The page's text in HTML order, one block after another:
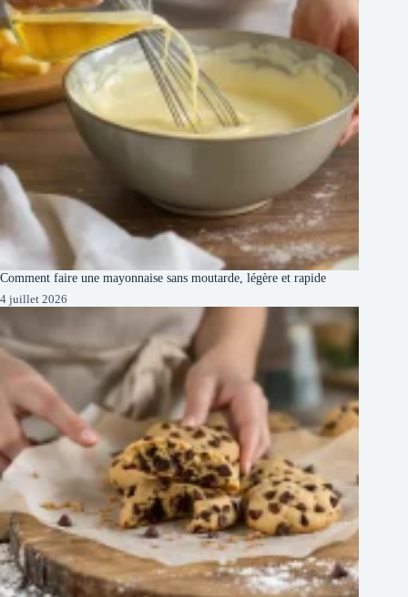
Comment faire une mayonnaise sans moutarde, légère et rapide
4 juillet 2026